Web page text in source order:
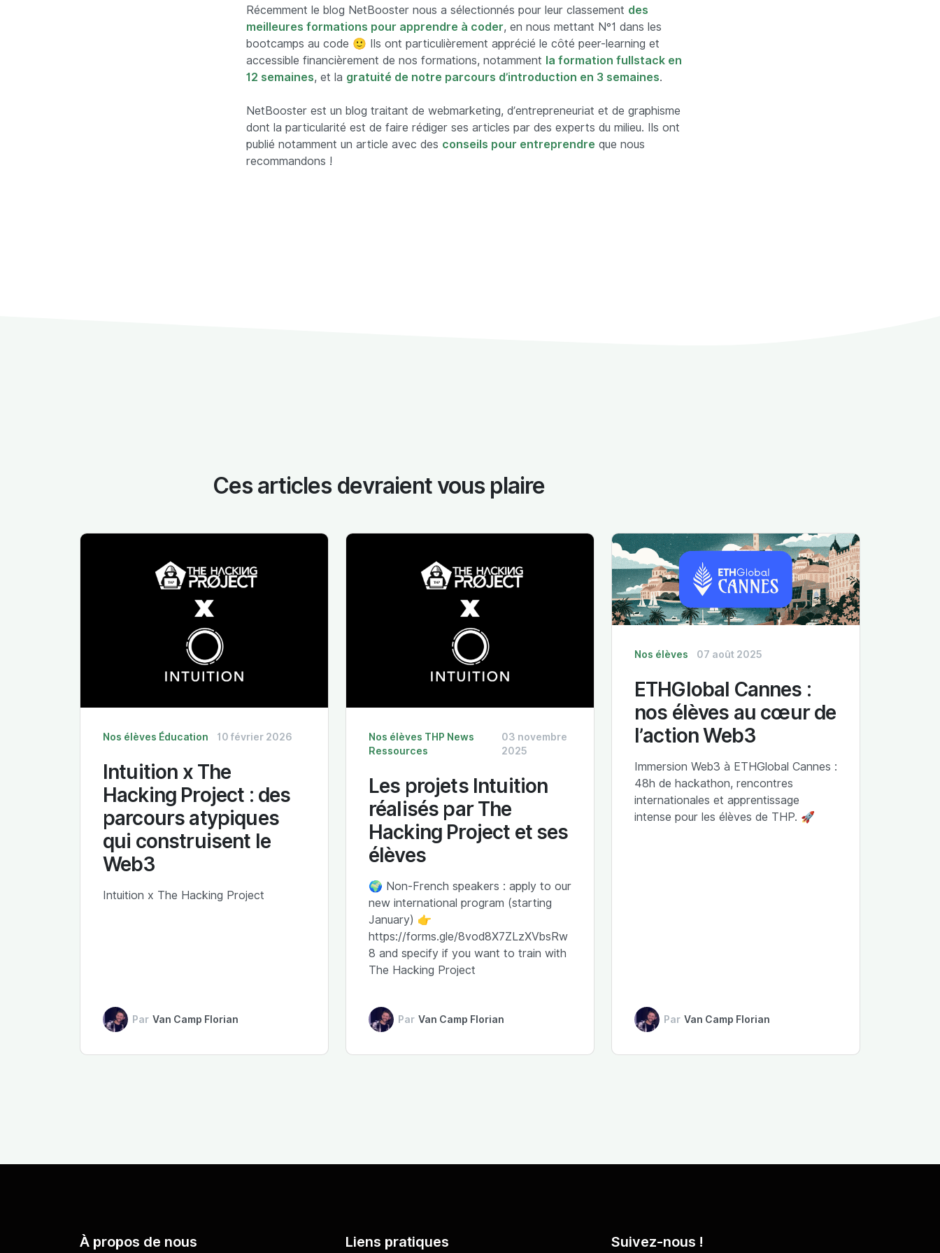
Récemment le blog NetBooster nous a sélectionnés pour leur classement des
meilleures formations pour apprendre à coder, en nous mettant N°1 dans les
bootcamps au code 🙂 Ils ont particulièrement apprécié le côté peer-learning et
accessible financièrement de nos formations, notamment la formation fullstack en
12 semaines, et la gratuité de notre parcours d’introduction en 3 semaines.
NetBooster est un blog traitant de webmarketing, d’entrepreneuriat et de graphisme
dont la particularité est de faire rédiger ses articles par des experts du milieu. Ils ont
publié notamment un article avec des conseils pour entreprendre que nous
recommandons !
Ces articles devraient vous plaire
Nos élèves Éducation 10 février 2026
Intuition x The
Hacking Project : des
parcours atypiques
qui construisent le
Web3
Intuition x The Hacking Project
Par Van Camp Florian
Nos élèves THP News
Ressources
03 novembre
2025
Les projets Intuition
réalisés par The
Hacking Project et ses
élèves
🌍 Non-French speakers : apply to our
new international program (starting
January) 👉
https://forms.gle/8vod8X7ZLzXVbsRw
8 and specify if you want to train with
The Hacking Project
Par Van Camp Florian
Nos élèves 07 août 2025
ETHGlobal Cannes :
nos élèves au cœur de
l’action Web3
Immersion Web3 à ETHGlobal Cannes :
48h de hackathon, rencontres
internationales et apprentissage
intense pour les élèves de THP. 🚀
Par Van Camp Florian
À propos de nous Liens pratiques Suivez-nous !